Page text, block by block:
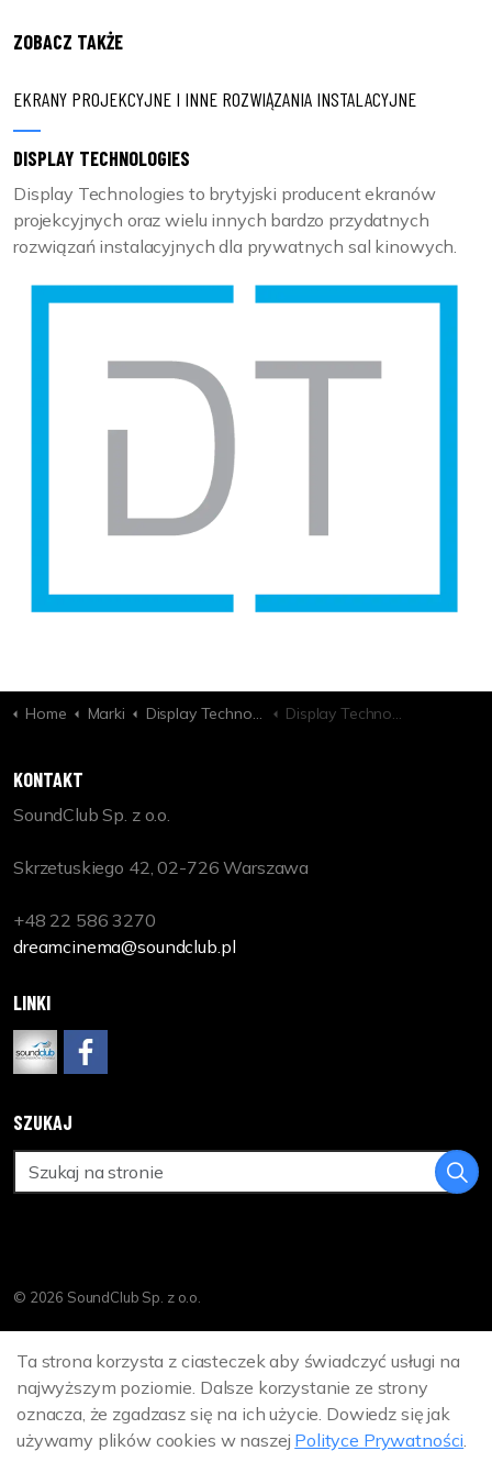
ZOBACZ TAKŻE
EKRANY PROJEKCYJNE I INNE ROZWIĄZANIA INSTALACYJNE
DISPLAY TECHNOLOGIES
Display Technologies to brytyjski producent ekranów
projekcyjnych oraz wielu innych bardzo przydatnych
rozwiązań instalacyjnych dla prywatnych sal kinowych.
Home Marki Display Technologies Display Technologies Dynamic 2S-XL - Extra Large Side Masking Screen
KONTAKT
SoundClub Sp. z o.o.
Skrzetuskiego 42, 02-726 Warszawa
+48 22 586 3270
dreamcinema@soundclub.pl
LINKI
SZUKAJ
© 2026 SoundClub Sp. z o.o.
Sitemap
Ta strona korzysta z ciasteczek aby świadczyć usługi na
najwyższym poziomie. Dalsze korzystanie ze strony
oznacza, że zgadzasz się na ich użycie. Dowiedz się jak
używamy plików cookies w naszej Polityce Prywatności.